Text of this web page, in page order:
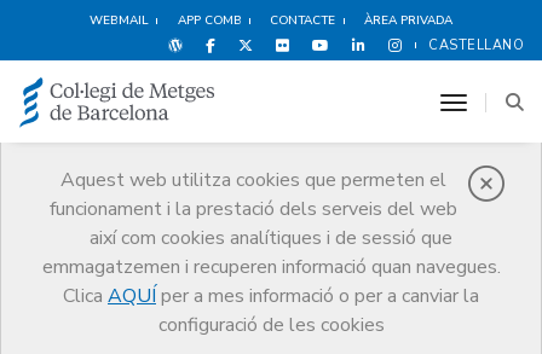
WEBMAIL APP COMB CONTACTE ÀREA PRIVADA
CASTELLANO
Aquest web utilitza cookies que permeten el
funcionament i la prestació dels serveis del web
així com cookies analítiques i de sessió que
emmagatzemen i recuperen informació quan navegues.
Clica AQUÍ per a mes informació o per a canviar la
configuració de les cookies
toggle
Notícies
Comunicació
Notícies
Comunicat del Col·legi de Metges de Barcelona en relació amb les
denúncies sobre avortaments presumptament il·legals